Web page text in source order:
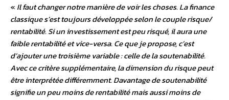
« Il faut changer notre manière de voir les choses. La finance
classique s’est toujours développée selon le couple risque/
rentabilité. Si un investissement est peu risqué, il aura une
faible rentabilité et vice-versa. Ce que je propose, c’est
d’ajouter une troisième variable : celle de la soutenabilité.
Avec ce critère supplémentaire, la dimension du risque peut
être interprétée différemment. Davantage de soutenabilité
signifie un peu moins de rentabilité mais aussi moins de